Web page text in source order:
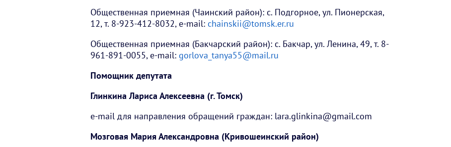
Общественная приемная (Чаинский район): с. Подгорное, ул. Пионерская,
12, т. 8-923-412-8032, e-mail: chainskii@tomsk.er.ru
Общественная приемная (Бакчарский район): с. Бакчар, ул. Ленина, 49, т. 8-
961-891-0055, e-mail: gorlova_tanya55@mail.ru
Помощник депутата
Глинкина Лариса Алексеевна (г. Томск)
e-mail для направления обращений граждан: lara.glinkina@gmail.com
Мозговая Мария Александровна (Кривошеинский район)